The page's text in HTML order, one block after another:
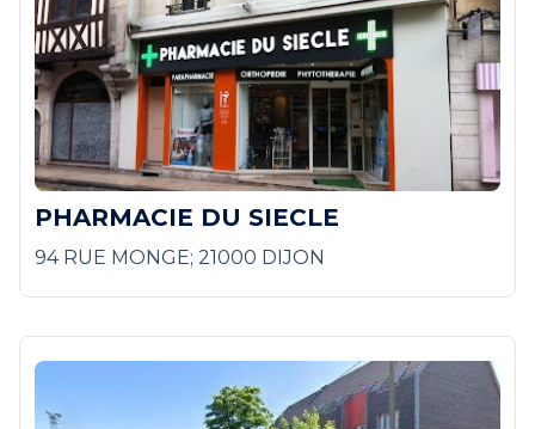
PHARMACIE DU SIECLE
94 RUE MONGE; 21000 DIJON